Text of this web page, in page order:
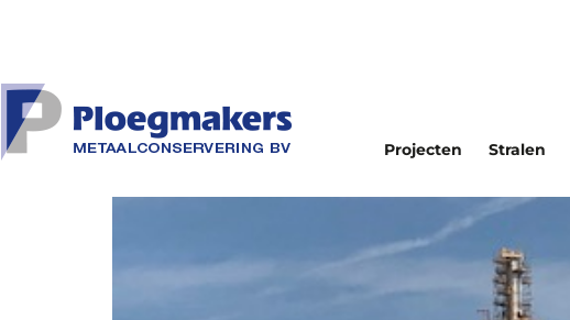
Projecten Stralen